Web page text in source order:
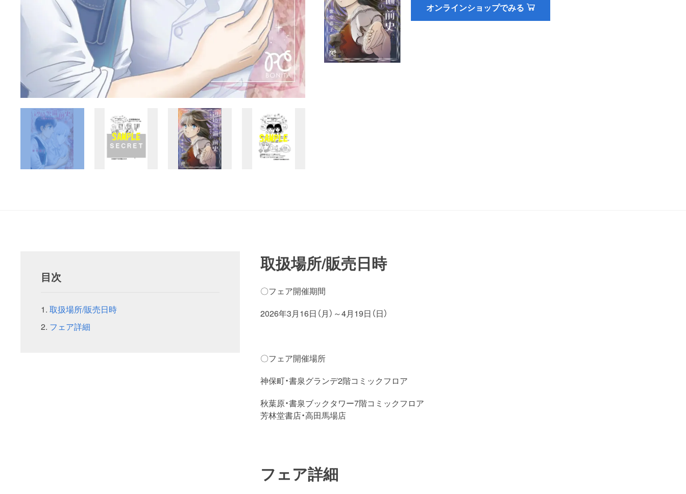
オンラインショップでみる
目次
取扱場所/販売日時
フェア詳細
取扱場所/販売日時
〇フェア開催期間
2026年3月16日（月）～4月19日（日）
〇フェア開催場所
神保町・書泉グランデ2階コミックフロア
秋葉原・書泉ブックタワー7階コミックフロア
芳林堂書店・高田馬場店
フェア詳細